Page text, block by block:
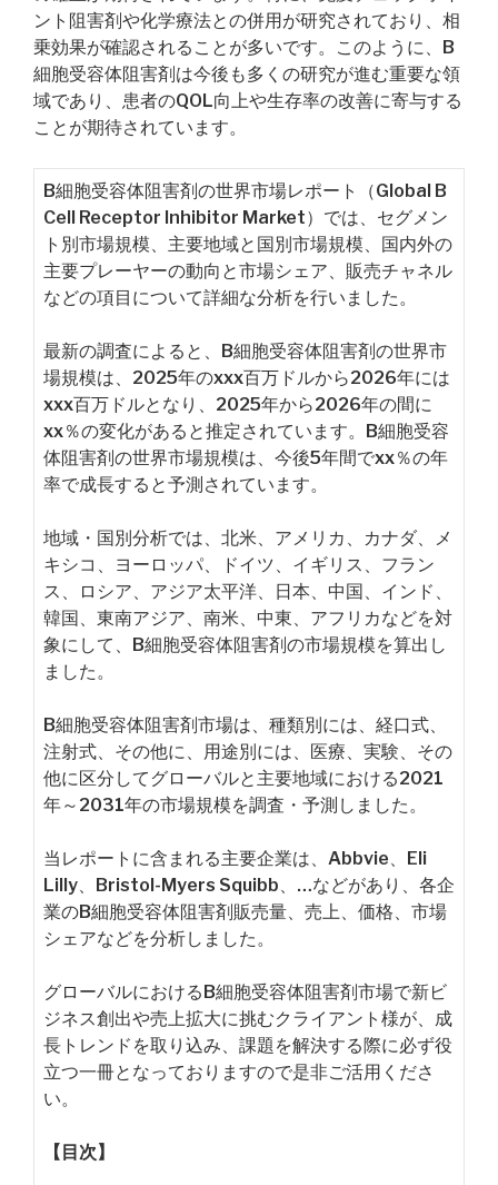
ント阻害剤や化学療法との併用が研究されており、相
乗効果が確認されることが多いです。このように、B
細胞受容体阻害剤は今後も多くの研究が進む重要な領
域であり、患者のQOL向上や生存率の改善に寄与する
ことが期待されています。
B細胞受容体阻害剤の世界市場レポート（Global B
Cell Receptor Inhibitor Market）では、セグメン
ト別市場規模、主要地域と国別市場規模、国内外の
主要プレーヤーの動向と市場シェア、販売チャネル
などの項目について詳細な分析を行いました。
最新の調査によると、B細胞受容体阻害剤の世界市
場規模は、2025年のxxx百万ドルから2026年には
xxx百万ドルとなり、2025年から2026年の間に
xx％の変化があると推定されています。B細胞受容
体阻害剤の世界市場規模は、今後5年間でxx％の年
率で成長すると予測されています。
地域・国別分析では、北米、アメリカ、カナダ、メ
キシコ、ヨーロッパ、ドイツ、イギリス、フラン
ス、ロシア、アジア太平洋、日本、中国、インド、
韓国、東南アジア、南米、中東、アフリカなどを対
象にして、B細胞受容体阻害剤の市場規模を算出し
ました。
B細胞受容体阻害剤市場は、種類別には、経口式、
注射式、その他に、用途別には、医療、実験、その
他に区分してグローバルと主要地域における2021
年～2031年の市場規模を調査・予測しました。
当レポートに含まれる主要企業は、Abbvie、Eli
Lilly、Bristol-Myers Squibb、…などがあり、各企
業のB細胞受容体阻害剤販売量、売上、価格、市場
シェアなどを分析しました。
グローバルにおけるB細胞受容体阻害剤市場で新ビ
ジネス創出や売上拡大に挑むクライアント様が、成
長トレンドを取り込み、課題を解決する際に必ず役
立つ一冊となっておりますので是非ご活用くださ
い。
【目次】